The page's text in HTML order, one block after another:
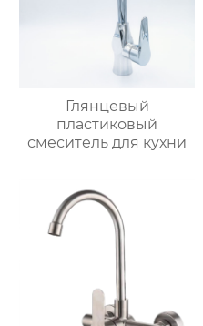
Глянцевый
пластиковый
смеситель для кухни